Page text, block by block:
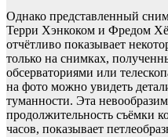
Однако представленный
Терри Хэнкоком и Фредом
отчётливо показывает
только на снимках,
обсерваториями или
на фото можно увидеть
туманности. Эта
продолжительность съёмки
часов, показывает